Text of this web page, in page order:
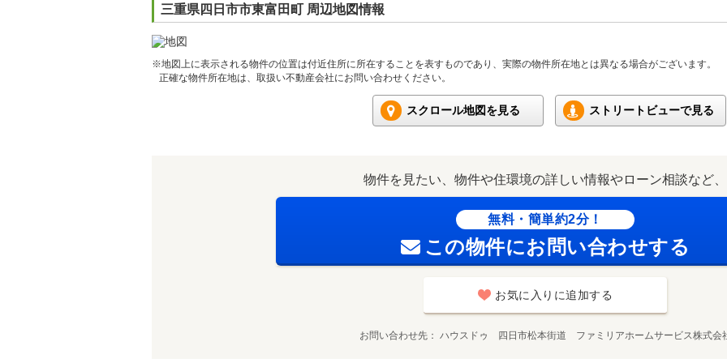
三重県四日市市東富田町 周辺地図情報
※地図上に表示される物件の位置は付近住所に所在することを表すものであり、実際の物件所在地とは異なる場合がございます。
正確な物件所在地は、取扱い不動産会社にお問い合わせください。
スクロール地図を見る ストリートビューで見る
物件を見たい、物件や住環境の詳しい情報やローン相談など、
無料・簡単約2分！
この物件にお問い合わせする
お気に入りに追加する
お問い合わせ先 ハウスドゥ 四日市松本街道 ファミリアホームサービス株式会